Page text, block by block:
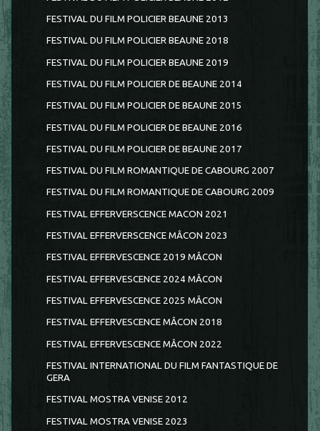
FESTIVAL DU FILM POLICIER BEAUNE 2013
FESTIVAL DU FILM POLICIER BEAUNE 2018
FESTIVAL DU FILM POLICIER BEAUNE 2019
FESTIVAL DU FILM POLICIER DE BEAUNE 2014
FESTIVAL DU FILM POLICIER DE BEAUNE 2015
FESTIVAL DU FILM POLICIER DE BEAUNE 2016
FESTIVAL DU FILM POLICIER DE BEAUNE 2017
FESTIVAL DU FILM ROMANTIQUE DE CABOURG 2007
FESTIVAL DU FILM ROMANTIQUE DE CABOURG 2009
FESTIVAL EFFERVERSCENCE MACON 2021
FESTIVAL EFFERVERSCENCE MÂCON 2023
FESTIVAL EFFERVESCENCE 2019 MÂCON
FESTIVAL EFFERVESCENCE 2024 MÂCON
FESTIVAL EFFERVESCENCE 2025 MÂCON
FESTIVAL EFFERVESCENCE MÂCON 2018
FESTIVAL EFFERVESCENCE MÂCON 2022
FESTIVAL INTERNATIONAL DU FILM FANTASTIQUE DE
GERA
FESTIVAL MOSTRA VENISE 2012
FESTIVAL MOSTRA VENISE 2023